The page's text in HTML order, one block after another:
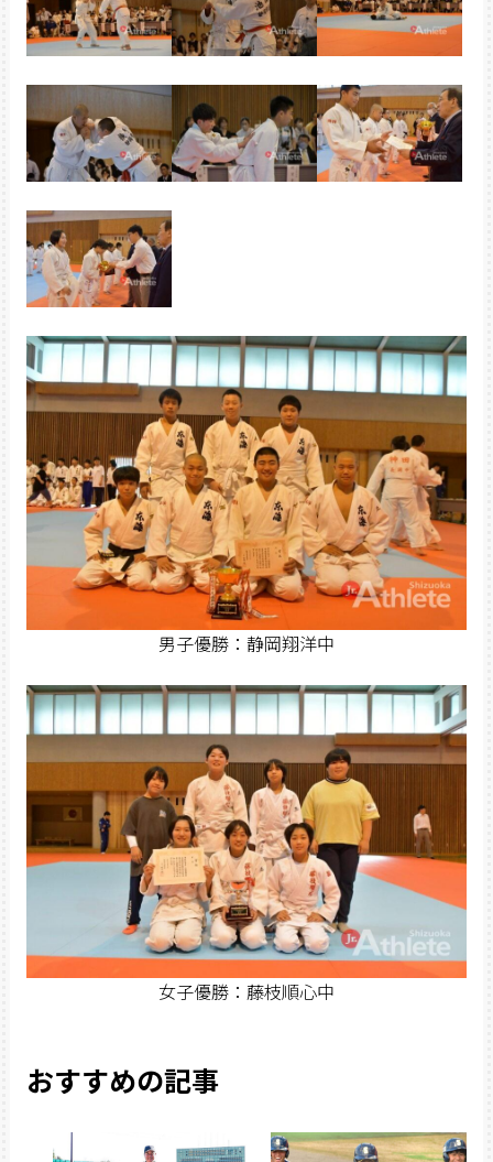
男子優勝：静岡翔洋中
女子優勝：藤枝順心中
おすすめの記事